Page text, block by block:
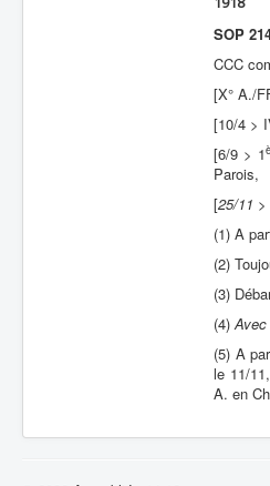
SOP
CCC
[X° A./
[10/4 >
[6/9 > 1
Parois,
[25/11 >
(1) A
(2)
(3)
(4)
(5) A
le 11/
A. en